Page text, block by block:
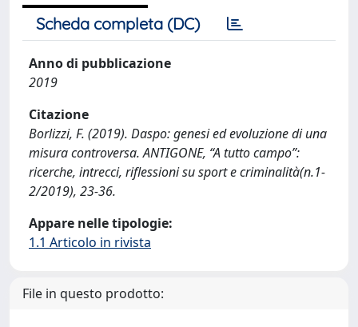
Scheda completa (DC)
Anno di pubblicazione
2019
Citazione
Borlizzi, F. (2019). Daspo: genesi ed evoluzione di una
misura controversa. ANTIGONE, “A tutto campo”:
ricerche, intrecci, riflessioni su sport e criminalità(n.1-
2/2019), 23-36.
Appare nelle tipologie:
1.1 Articolo in rivista
File in questo prodotto: